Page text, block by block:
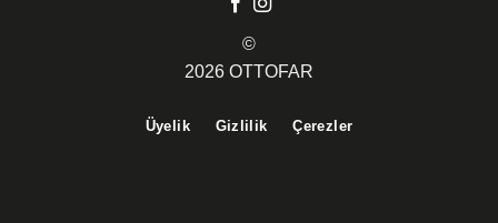
©
2026 OTTOFAR
Üyelik Gizlilik Çerezler